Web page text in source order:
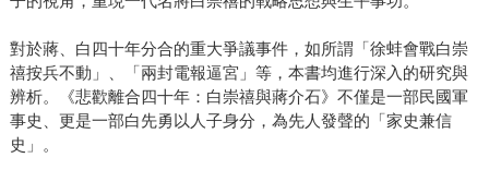
對於蔣、白四十年分合的重大爭議事件，如所謂「徐蚌會戰白崇
禧按兵不動」、「兩封電報逼宮」等，本書均進行深入的研究與
辨析。《悲歡離合四十年：白崇禧與蔣介石》不僅是一部民國軍
事史、更是一部白先勇以人子身分，為先人發聲的「家史兼信
史」。